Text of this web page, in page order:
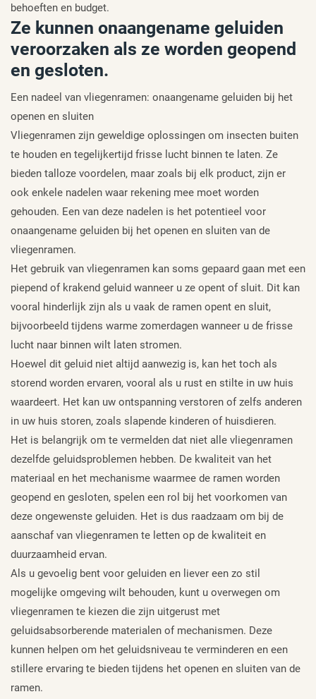
behoeften en budget.
Ze kunnen onaangename geluiden
veroorzaken als ze worden geopend
en gesloten.
Een nadeel van vliegenramen: onaangename geluiden bij het
openen en sluiten
Vliegenramen zijn geweldige oplossingen om insecten buiten
te houden en tegelijkertijd frisse lucht binnen te laten. Ze
bieden talloze voordelen, maar zoals bij elk product, zijn er
ook enkele nadelen waar rekening mee moet worden
gehouden. Een van deze nadelen is het potentieel voor
onaangename geluiden bij het openen en sluiten van de
vliegenramen.
Het gebruik van vliegenramen kan soms gepaard gaan met een
piepend of krakend geluid wanneer u ze opent of sluit. Dit kan
vooral hinderlijk zijn als u vaak de ramen opent en sluit,
bijvoorbeeld tijdens warme zomerdagen wanneer u de frisse
lucht naar binnen wilt laten stromen.
Hoewel dit geluid niet altijd aanwezig is, kan het toch als
storend worden ervaren, vooral als u rust en stilte in uw huis
waardeert. Het kan uw ontspanning verstoren of zelfs anderen
in uw huis storen, zoals slapende kinderen of huisdieren.
Het is belangrijk om te vermelden dat niet alle vliegenramen
dezelfde geluidsproblemen hebben. De kwaliteit van het
materiaal en het mechanisme waarmee de ramen worden
geopend en gesloten, spelen een rol bij het voorkomen van
deze ongewenste geluiden. Het is dus raadzaam om bij de
aanschaf van vliegenramen te letten op de kwaliteit en
duurzaamheid ervan.
Als u gevoelig bent voor geluiden en liever een zo stil
mogelijke omgeving wilt behouden, kunt u overwegen om
vliegenramen te kiezen die zijn uitgerust met
geluidsabsorberende materialen of mechanismen. Deze
kunnen helpen om het geluidsniveau te verminderen en een
stillere ervaring te bieden tijdens het openen en sluiten van de
ramen.